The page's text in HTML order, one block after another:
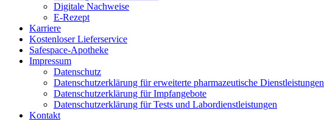
Digitale Nachweise
E-Rezept
Karriere
Kostenloser Lieferservice
Safespace-Apotheke
Impressum
Datenschutz
Datenschutzerklärung für erweiterte pharmazeutische Dienstleistungen
Datenschutzerklärung für Impfangebote
Datenschutzerklärung für Tests und Labordienstleistungen
Kontakt